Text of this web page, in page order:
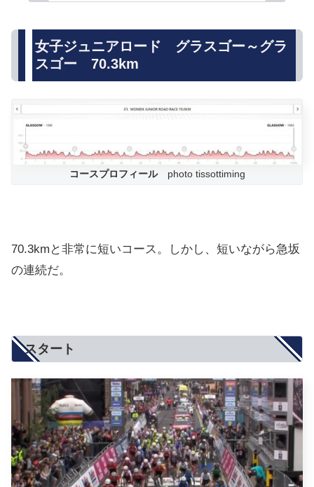
女子ジュニアロード グラスゴー～グラ
スゴー 70.3km
コースプロフィールphoto tissottiming
70.3kmと非常に短いコース。しかし、短いながら急坂
の連続だ。
スタート